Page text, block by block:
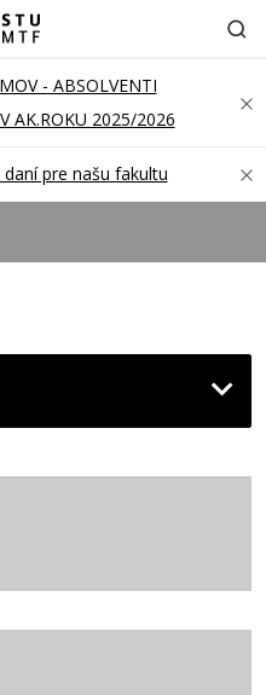
- ABSOLVENTI
AK.ROKU 2025/2026
pre našu fakultu